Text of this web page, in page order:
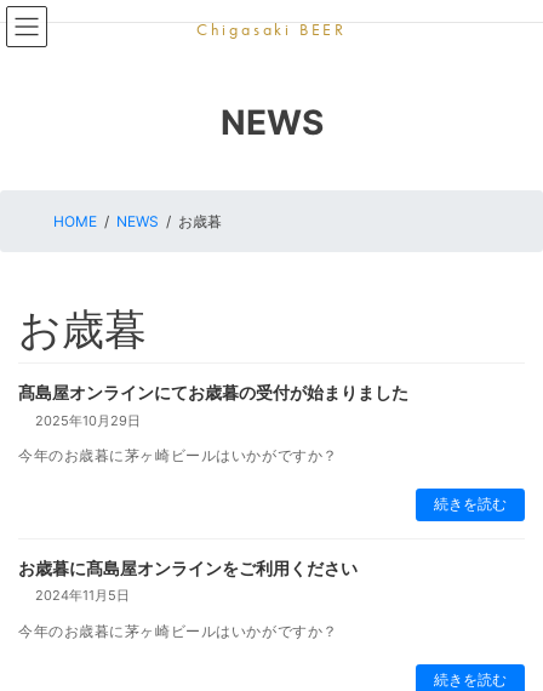
コ
ン
ナ
ビ
Chigasaki BEER
NEWS
HOME NEWS お歳暮
お歳暮
髙島屋オンラインにてお歳暮の受付が始まりました
2025年10月29日
今年のお歳暮に茅ヶ崎ビールはいかがですか？
続きを読む
お歳暮に髙島屋オンラインをご利用ください
2024年11月5日
今年のお歳暮に茅ヶ崎ビールはいかがですか？
続きを読む